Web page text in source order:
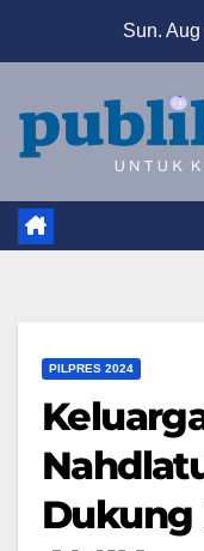
Sun.
PILPRES 2024
Dukung